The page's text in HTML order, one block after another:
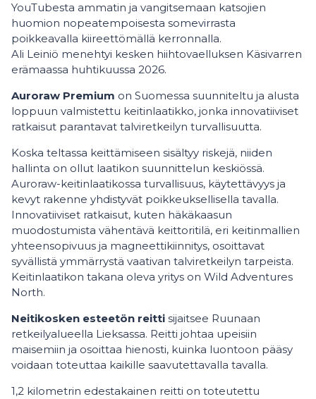
YouTubesta ammatin ja vangitsemaan katsojien
huomion nopeatempoisesta somevirrasta
poikkeavalla kiireettömällä kerronnalla.
Ali Leiniö menehtyi kesken hiihtovaelluksen Käsivarren
erämaassa huhtikuussa 2026.
Auroraw Premium on Suomessa suunniteltu ja alusta
loppuun valmistettu keitinlaatikko, jonka innovatiiviset
ratkaisut parantavat talviretkeilyn turvallisuutta.
Koska teltassa keittämiseen sisältyy riskejä, niiden
hallinta on ollut laatikon suunnittelun keskiössä.
Auroraw-keitinlaatikossa turvallisuus, käytettävyys ja
kevyt rakenne yhdistyvät poikkeuksellisella tavalla.
Innovatiiviset ratkaisut, kuten häkäkaasun
muodostumista vähentävä keittoritilä, eri keitinmallien
yhteensopivuus ja magneettikiinnitys, osoittavat
syvällistä ymmärrystä vaativan talviretkeilyn tarpeista.
Keitinlaatikon takana oleva yritys on Wild Adventures
North.
Neitikosken esteetön reitti sijaitsee Ruunaan
retkeilyalueella Lieksassa. Reitti johtaa upeisiin
maisemiin ja osoittaa hienosti, kuinka luontoon pääsy
voidaan toteuttaa kaikille saavutettavalla tavalla.
1,2 kilometrin edestakainen reitti on toteutettu